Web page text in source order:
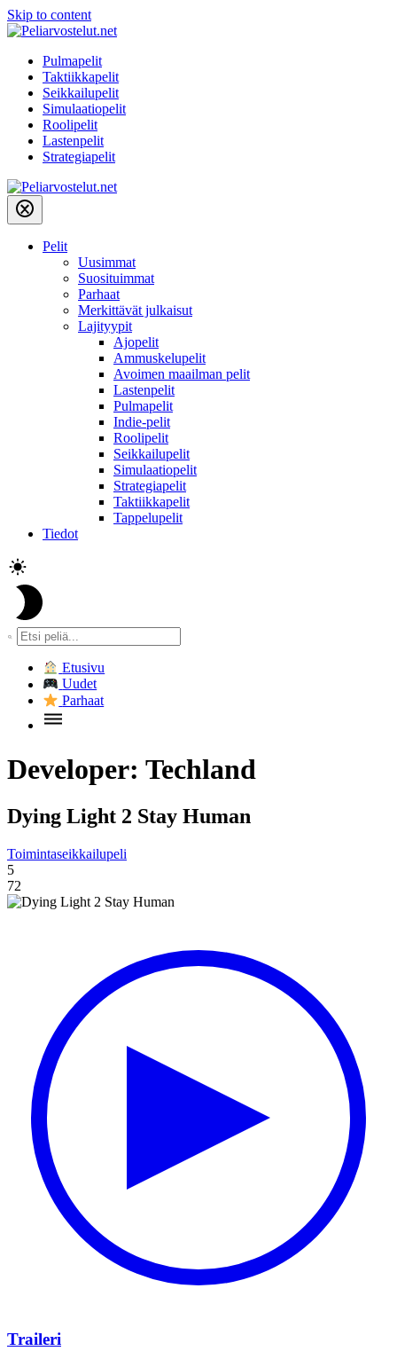
Skip to content
Pulmapelit
Taktiikkapelit
Seikkailupelit
Simulaatiopelit
Roolipelit
Lastenpelit
Strategiapelit
Pelit
Uusimmat
Suosituimmat
Parhaat
Merkittävät julkaisut
Lajityypit
Ajopelit
Ammuskelupelit
Avoimen maailman pelit
Lastenpelit
Pulmapelit
Indie-pelit
Roolipelit
Seikkailupelit
Simulaatiopelit
Strategiapelit
Taktiikkapelit
Tappelupelit
Tiedot
Etusivu
Uudet
Parhaat
Developer: Techland
Dying Light 2 Stay Human
Toimintaseikkailupeli
5
72
Traileri